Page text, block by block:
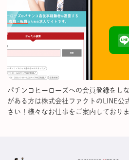
パチンコヒーローズへの会員登録をし
がある方は株式会社ファクトのLINE公
さい！様々なお仕事をご案内しておりま